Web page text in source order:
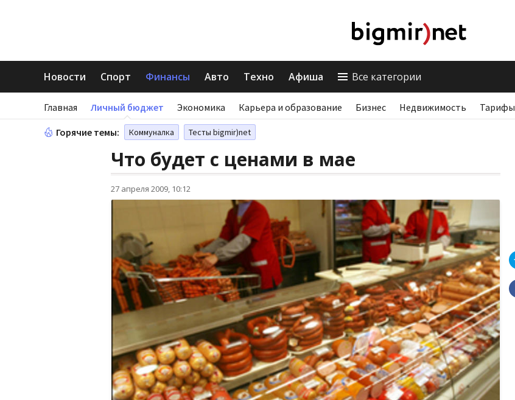
Новости Спорт Финансы Авто Техно Афиша Все категории
Главная Личный бюджет Экономика Карьера и образование Бизнес Недвижимость Тарифы
Горячие темы: Коммуналка Тесты bigmir)net
Что будет с ценами в мае
27 апреля 2009, 10:12